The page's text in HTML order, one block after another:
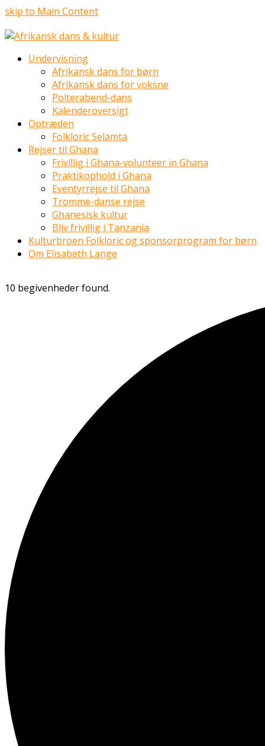
skip to Main Content
Undervisning
Afrikansk dans for børn
Afrikansk dans for voksne
Polterabend-dans
Kalenderoversigt
Optræden
Folkloric Selamta
Rejser til Ghana
Frivillig i Ghana-volunteer in Ghana
Praktikophold i Ghana
Eventyrrejse til Ghana
Tromme-danse rejse
Ghanesisk kultur
Bliv frivillig i Tanzania
Kulturbroen Folkloric og sponsorprogram for børn
Om Elisabeth Lange
10 begivenheder found.